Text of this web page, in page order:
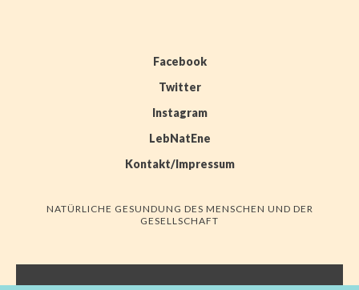
Facebook
Twitter
Instagram
LebNatEne
Kontakt/Impressum
NATÜRLICHE GESUNDUNG DES MENSCHEN UND DER
GESELLSCHAFT